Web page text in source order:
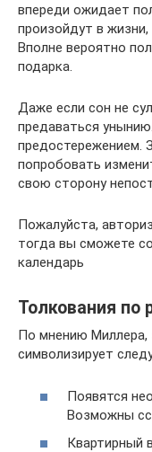
впереди ожидает
произойдут в жизни,
Вполне вероятно
подарка.
Даже если сон не
предаваться
предостережением.
попробовать
свою сторону
Пожалуйста,
тогда вы сможете
календарь
Толкования по
По мнению Миллера,
символизирует
Появятся
Возможны
Квартирный